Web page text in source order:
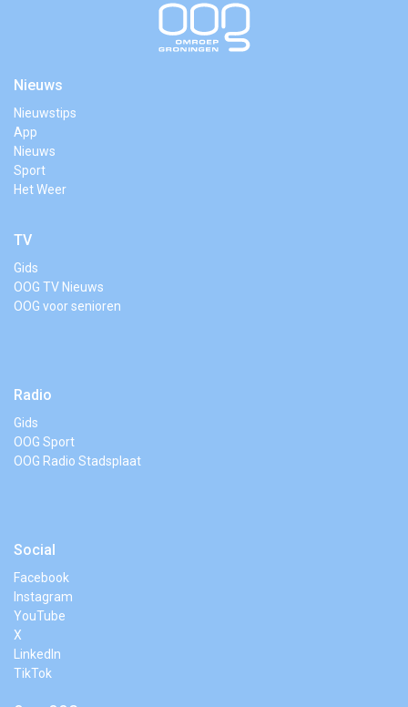
Nieuws
Nieuwstips
App
Nieuws
Sport
Het Weer
TV
Gids
OOG TV Nieuws
OOG voor senioren
Radio
Gids
OOG Sport
OOG Radio Stadsplaat
Social
Facebook
Instagram
YouTube
X
LinkedIn
TikTok